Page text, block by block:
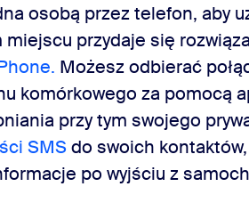
osobą przez telefon, aby
miejscu przydaje się
Możesz odbierać
komórkowego za pomocą
przy tym swojego
SMS do swoich
po wyjściu z